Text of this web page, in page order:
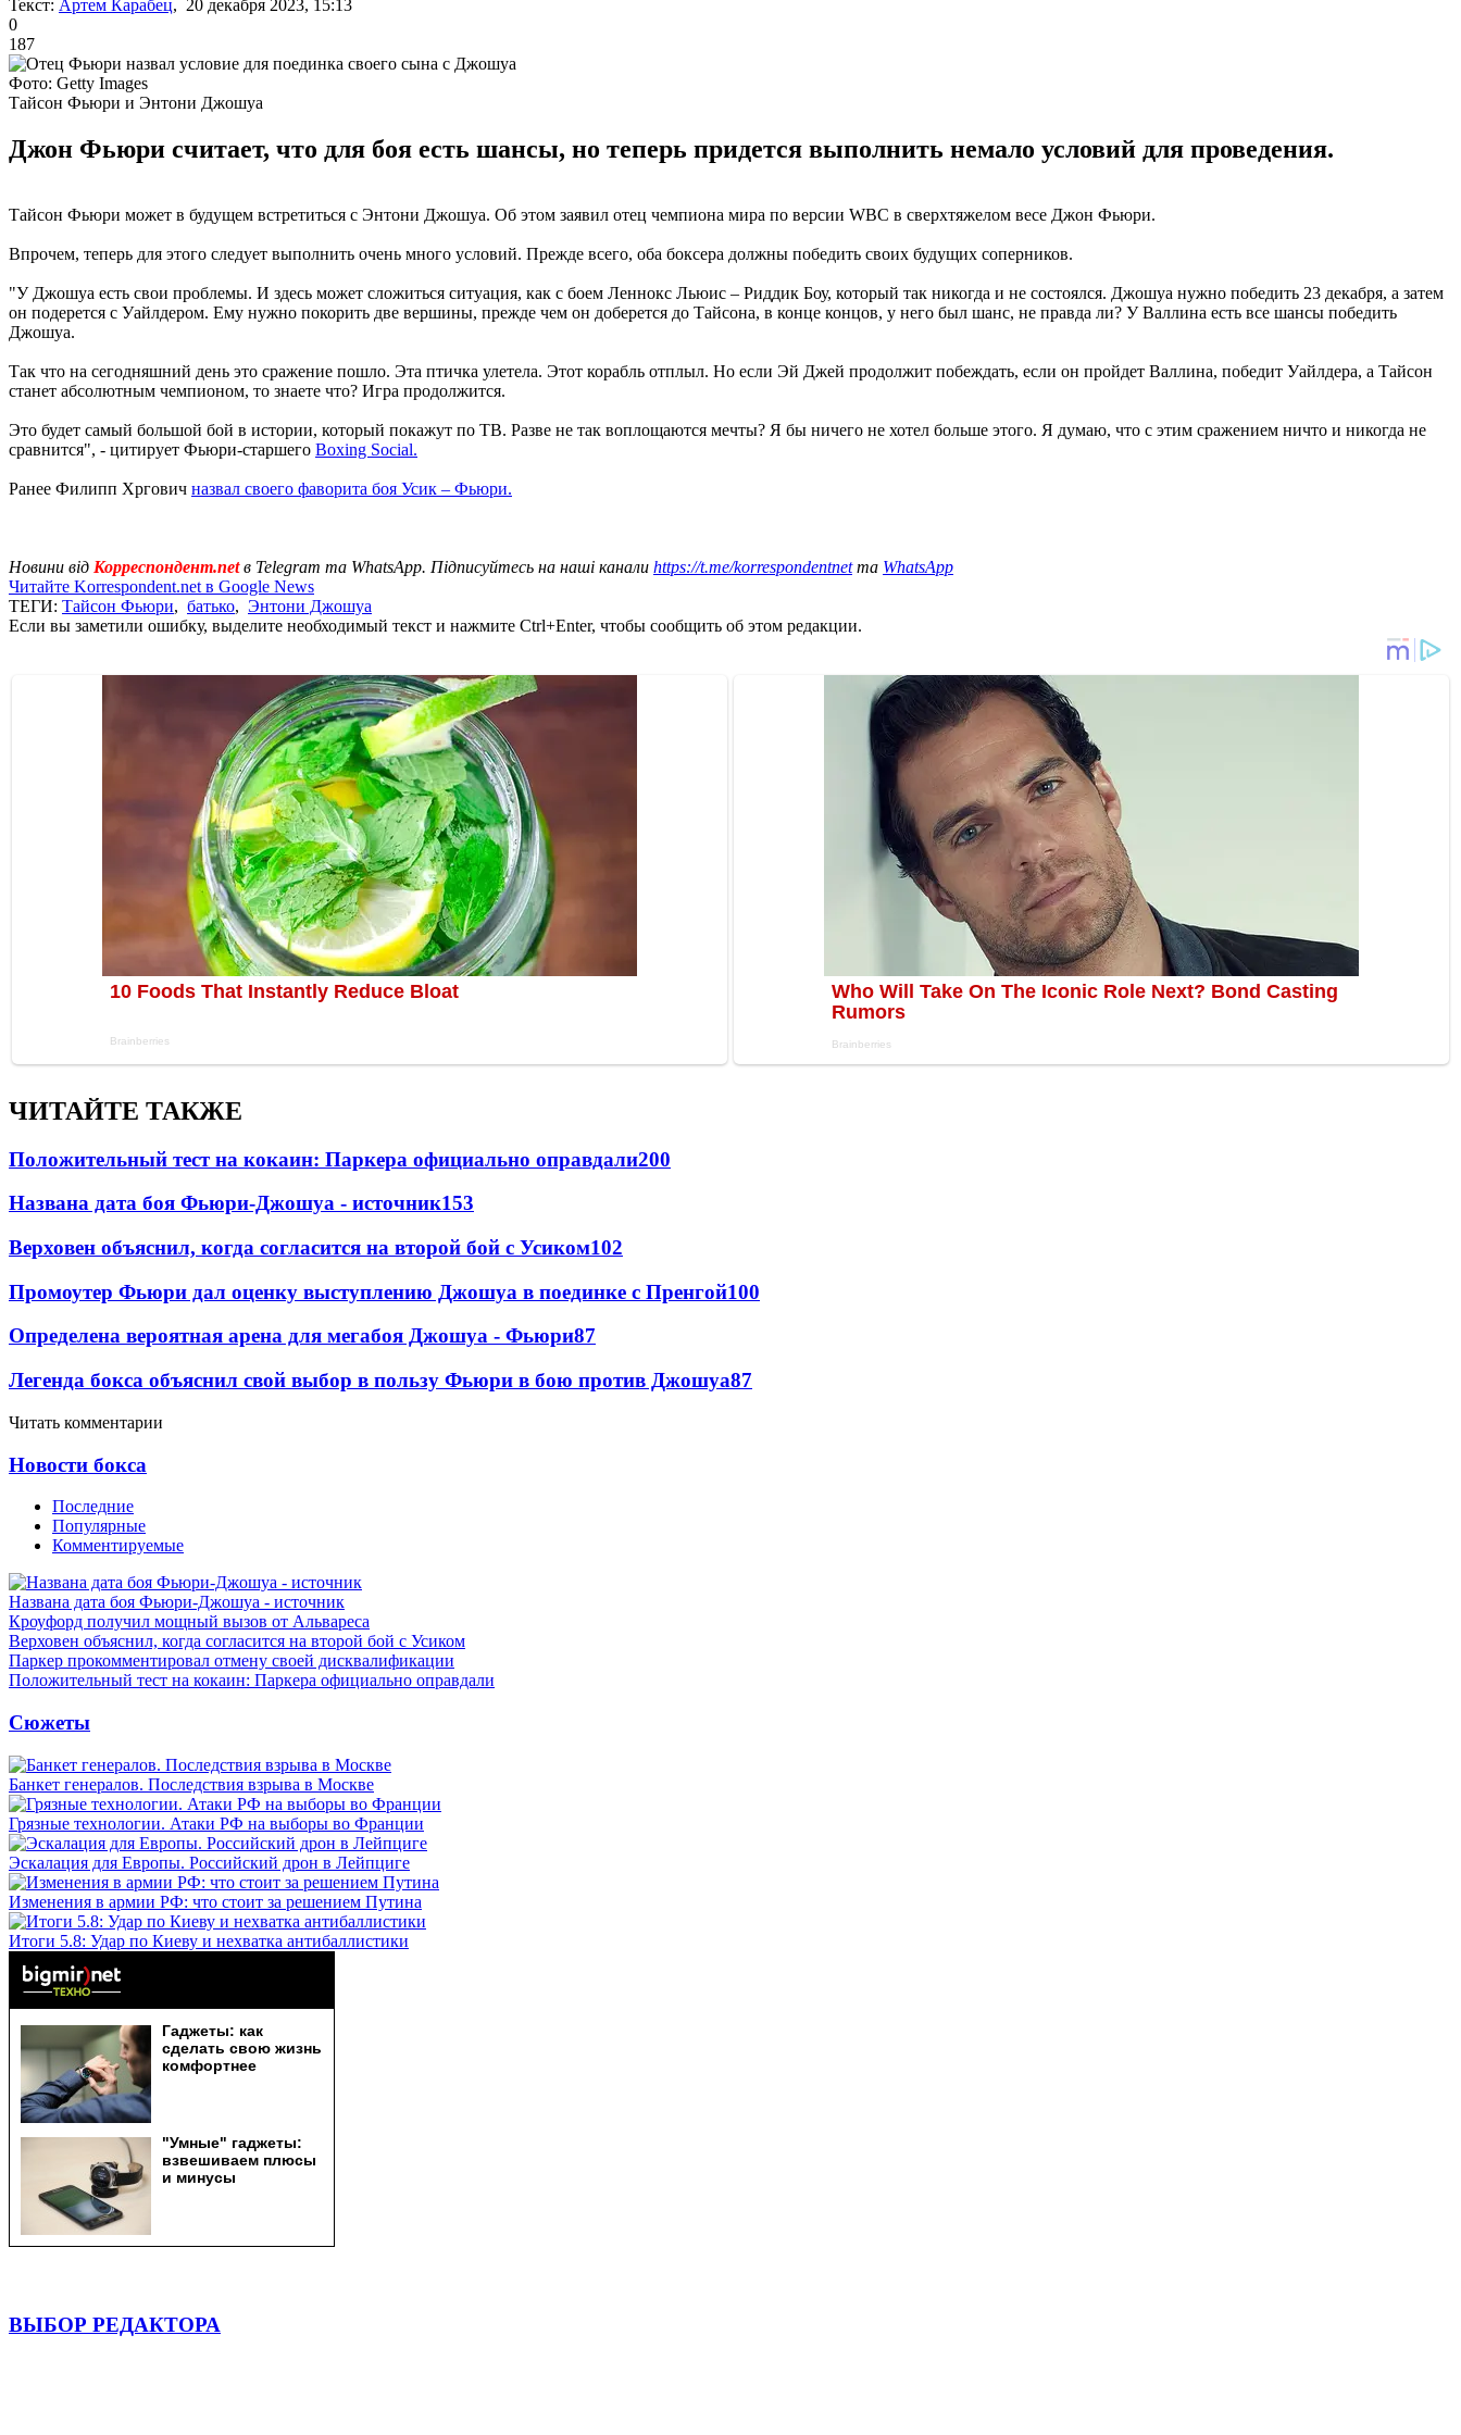
Текст: Артем Карабец, 20 декабря 2023, 15:13
0
187
Фото: Getty Images
Тайсон Фьюри и Энтони Джошуа
Джон Фьюри считает, что для боя есть шансы, но теперь придется выполнить немало условий для проведения.
Тайсон Фьюри может в будущем встретиться с Энтони Джошуа. Об этом заявил отец чемпиона мира по версии WBC в сверхтяжелом весе Джон Фьюри.
Впрочем, теперь для этого следует выполнить очень много условий. Прежде всего, оба боксера должны победить своих будущих соперников.
"У Джошуа есть свои проблемы. И здесь может сложиться ситуация, как с боем Леннокс Льюис – Риддик Боу, который так никогда и не состоялся. Джошуа нужно победить 23 декабря, а затем
он подерется с Уайлдером. Ему нужно покорить две вершины, прежде чем он доберется до Тайсона, в конце концов, у него был шанс, не правда ли? У Валлина есть все шансы победить
Джошуа.
Так что на сегодняшний день это сражение пошло. Эта птичка улетела. Этот корабль отплыл. Но если Эй Джей продолжит побеждать, если он пройдет Валлина, победит Уайлдера, а Тайсон
станет абсолютным чемпионом, то знаете что? Игра продолжится.
Это будет самый большой бой в истории, который покажут по ТВ. Разве не так воплощаются мечты? Я бы ничего не хотел больше этого. Я думаю, что с этим сражением ничто и никогда не
сравнится", - цитирует Фьюри-старшего Boxing Social.
Ранее Филипп Хргович назвал своего фаворита боя Усик – Фьюри.
Новини від Корреспондент.netв Telegram та WhatsApp. Підписуйтесь на наші канали https://t.me/korrespondentnetта WhatsApp
Читайте Korrespondent.net в Google News
ТЕГИ: Тайсон Фьюри, батько, Энтони Джошуа
Если вы заметили ошибку, выделите необходимый текст и нажмите Ctrl+Enter, чтобы сообщить об этом редакции.
ЧИТАЙТЕ ТАКЖЕ
Положительный тест на кокаин: Паркера официально оправдали200
Названа дата боя Фьюри-Джошуа - источник153
Верховен объяснил, когда согласится на второй бой с Усиком102
Промоутер Фьюри дал оценку выступлению Джошуа в поединке с Пренгой100
Определена вероятная арена для мегабоя Джошуа - Фьюри87
Легенда бокса объяснил свой выбор в пользу Фьюри в бою против Джошуа87
Читать комментарии
Новости бокса
Последние
Популярные
Комментируемые
Названа дата боя Фьюри-Джошуа - источник
Кроуфорд получил мощный вызов от Альвареса
Верховен объяснил, когда согласится на второй бой с Усиком
Паркер прокомментировал отмену своей дисквалификации
Положительный тест на кокаин: Паркера официально оправдали
Сюжеты
Банкет генералов. Последствия взрыва в Москве
Грязные технологии. Атаки РФ на выборы во Франции
Эскалация для Европы. Российский дрон в Лейпциге
Изменения в армии РФ: что стоит за решением Путина
Итоги 5.8: Удар по Киеву и нехватка антибаллистики
ВЫБОР РЕДАКТОРА